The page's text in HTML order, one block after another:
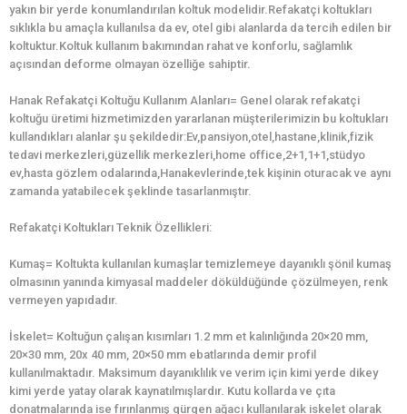
yakın bir yerde konumlandırılan koltuk modelidir.Refakatçi koltukları
sıklıkla bu amaçla kullanılsa da ev, otel gibi alanlarda da tercih edilen bir
koltuktur.Koltuk kullanım bakımından rahat ve konforlu, sağlamlık
açısından deforme olmayan özelliğe sahiptir.
Hanak Refakatçi Koltuğu Kullanım Alanları= Genel olarak refakatçi
koltuğu üretimi hizmetimizden yararlanan müşterilerimizin bu koltukları
kullandıkları alanlar şu şekildedir:Ev,pansiyon,otel,hastane,klinik,fizik
tedavi merkezleri,güzellik merkezleri,home office,2+1,1+1,stüdyo
ev,hasta gözlem odalarında,Hanakevlerinde,tek kişinin oturacak ve aynı
zamanda yatabilecek şeklinde tasarlanmıştır.
Refakatçi Koltukları Teknik Özellikleri:
Kumaş= Koltukta kullanılan kumaşlar temizlemeye dayanıklı şönil kumaş
olmasının yanında kimyasal maddeler döküldüğünde çözülmeyen, renk
vermeyen yapıdadır.
İskelet= Koltuğun çalışan kısımları 1.2 mm et kalınlığında 20×20 mm,
20×30 mm, 20x 40 mm, 20×50 mm ebatlarında demir profil
kullanılmaktadır. Maksimum dayanıklılık ve verim için kimi yerde dikey
kimi yerde yatay olarak kaynatılmışlardır. Kutu kollarda ve çıta
donatmalarında ise fırınlanmış gürgen ağacı kullanılarak iskelet olarak